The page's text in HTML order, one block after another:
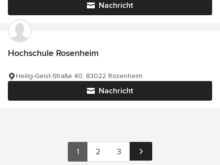
Nachricht
Hochschule Rosenheim
Nachricht
Heilig-Geist-Straße 40, 83022 Rosenheim
1 2 3